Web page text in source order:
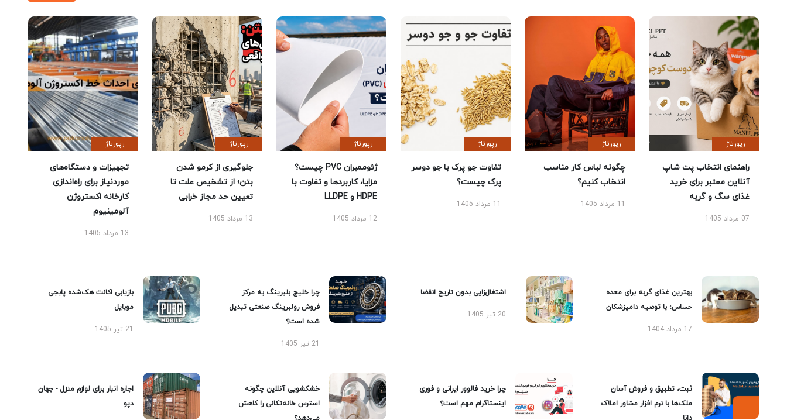
رپورتاژ
راهنمای انتخاب پت شاپ
آنلاین معتبر برای خرید
غذای سگ و گربه
07 مرداد 1405
رپورتاژ
چگونه لباس کار مناسب
انتخاب کنیم؟
11 مرداد 1405
رپورتاژ
تفاوت جو پرک با جو دوسر
پرک چیست؟
11 مرداد 1405
رپورتاژ
ژئوممبران PVC چیست؟
مزایا، کاربردها و تفاوت با
HDPE و LLDPE
12 مرداد 1405
رپورتاژ
جلوگیری از کرمو شدن
بتن؛ از تشخیص علت تا
تعیین حد مجاز خرابی
13 مرداد 1405
رپورتاژ
تجهیزات و دستگاه‌های
موردنیاز برای راه‌اندازی
کارخانه اکستروژن
آلومینیوم
13 مرداد 1405
بهترین غذای گربه برای معده
حساس؛ با توصیه دامپزشکان
17 مرداد 1404
اشتغال‌زایی بدون تاریخ انقضا
20 تیر 1405
چرا خلیج بلبرینگ به مرکز
فروش رولبرینگ صنعتی تبدیل
شده است؟
21 تیر 1405
بازیابی اکانت هک‌شده پابجی
موبایل
21 تیر 1405
ثبت، تطبیق و فروش آسان
ملک‌ها با نرم افزار مشاور املاک
چرا خرید فالوور ایرانی و فوری
اینستاگرام مهم است؟
خشکشویی آنلاین چگونه
استرس خانه‌تکانی را کاهش
اجاره انبار برای لوازم منزل - جهان
دپو